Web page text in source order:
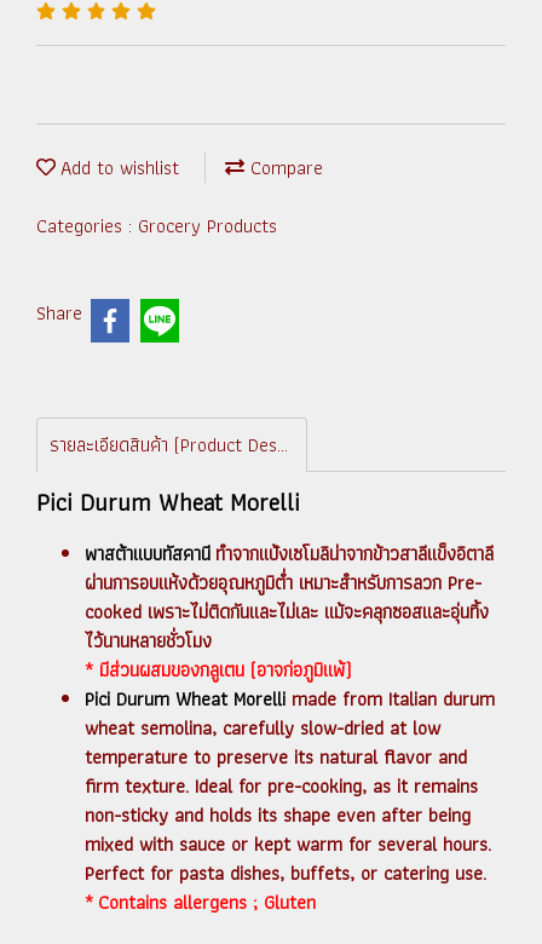
Add to wishlist
Compare
Categories : Grocery Products
Share
รายละเอียดสินค้า (Product Description)
Pici Durum Wheat Morelli
พาสต้าแบบทัสคานี ทำจากแป้งเซโมลิน่าจากข้าวสาลีแข็งอิตาลี
ผ่านการอบแห้งด้วยอุณหภูมิต่ำ เหมาะสำหรับการลวก Pre-
cooked เพราะไม่ติดกันและไม่เละ แม้จะคลุกซอสและอุ่นทิ้ง
ไว้นานหลายชั่วโมง
* มีส่วนผสมของกลูเตน (อาจก่อภูมิแพ้)
Pici Durum Wheat Morelli made from Italian durum
wheat semolina, carefully slow-dried at low
temperature to preserve its natural flavor and
firm texture. Ideal for pre-cooking, as it remains
non-sticky and holds its shape even after being
mixed with sauce or kept warm for several hours.
Perfect for pasta dishes, buffets, or catering use.
* Contains allergens ; Gluten